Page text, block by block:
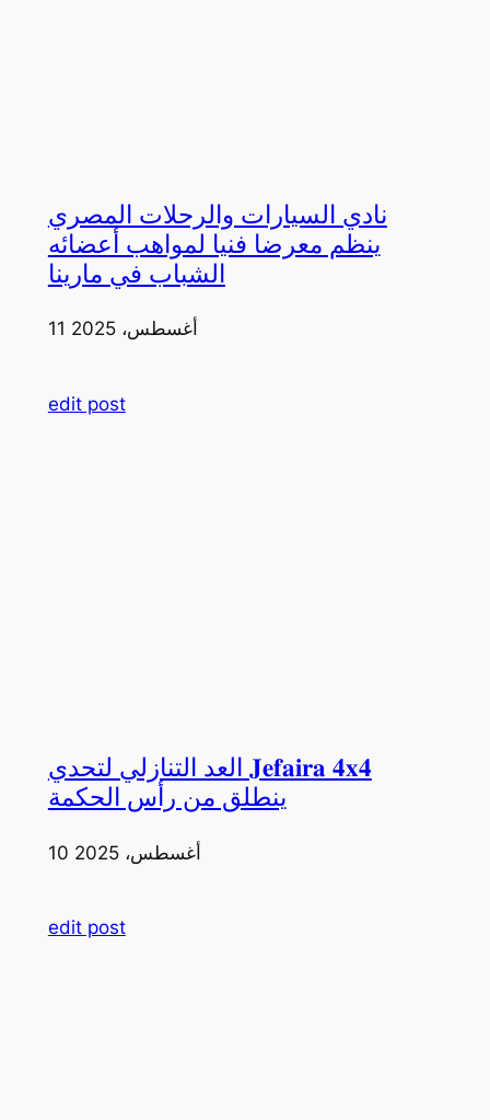
نادي السيارات والرحلات المصري
ينظم معرضا فنيا لمواهب أعضائه
الشباب في مارينا
11 أغسطس، 2025
edit post
العد التنازلي لتحدي 𝐉𝐞𝐟𝐚𝐢𝐫𝐚 𝟒𝐱𝟒
ينطلق من رأس الحكمة
10 أغسطس، 2025
edit post